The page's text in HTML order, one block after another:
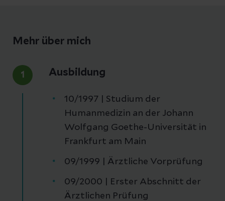
Mehr über mich
1 Ausbildung
10/1997 | Studium der
Humanmedizin an der Johann
Wolfgang Goethe-Universität in
Frankfurt am Main
09/1999 | Ärztliche Vorprüfung
09/2000 | Erster Abschnitt der
Ärztlichen Prüfung